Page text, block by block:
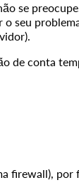
se
o seu
de conta
firewall),